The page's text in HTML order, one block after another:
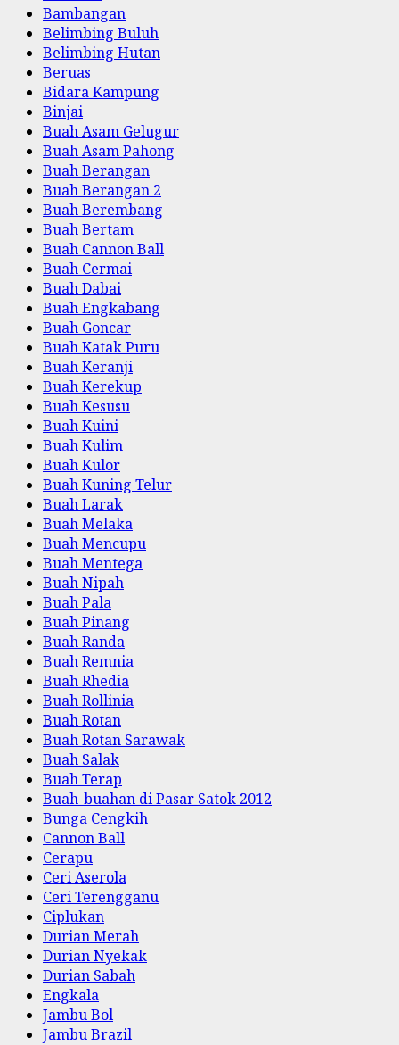
Bambangan
Belimbing Buluh
Belimbing Hutan
Beruas
Bidara Kampung
Binjai
Buah Asam Gelugur
Buah Asam Pahong
Buah Berangan
Buah Berangan 2
Buah Berembang
Buah Bertam
Buah Cannon Ball
Buah Cermai
Buah Dabai
Buah Engkabang
Buah Goncar
Buah Katak Puru
Buah Keranji
Buah Kerekup
Buah Kesusu
Buah Kuini
Buah Kulim
Buah Kulor
Buah Kuning Telur
Buah Larak
Buah Melaka
Buah Mencupu
Buah Mentega
Buah Nipah
Buah Pala
Buah Pinang
Buah Randa
Buah Remnia
Buah Rhedia
Buah Rollinia
Buah Rotan
Buah Rotan Sarawak
Buah Salak
Buah Terap
Buah-buahan di Pasar Satok 2012
Bunga Cengkih
Cannon Ball
Cerapu
Ceri Aserola
Ceri Terengganu
Ciplukan
Durian Merah
Durian Nyekak
Durian Sabah
Engkala
Jambu Bol
Jambu Brazil